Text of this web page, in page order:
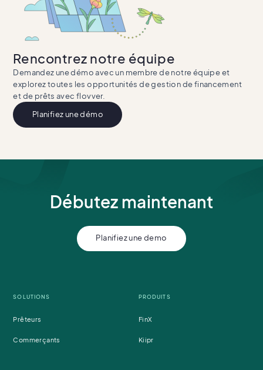
Rencontrez notre équipe
Demandez une démo avec un membre de notre équipe et
explorez toutes les opportunités de gestion de financement
et de prêts avec flovver.
Planifiez une démo
Débutez maintenant
Planifiez une demo
SOLUTIONS
Prêteurs
Commerçants
PRODUITS
FinX
Kiipr